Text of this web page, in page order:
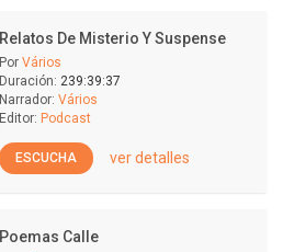
Relatos De Misterio Y Suspense
Por Vários
Duración: 239:39:37
Narrador: Vários
Editor: Podcast
ESCUCHA ver detalles
Poemas Calle